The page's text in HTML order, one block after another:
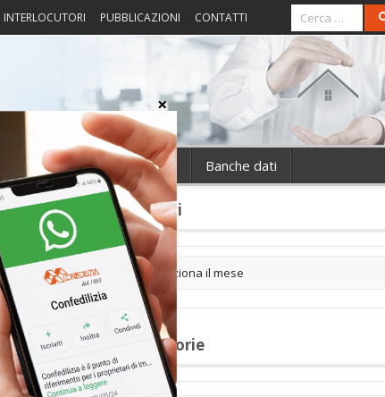
INTERLOCUTORI PUBBLICAZIONI CONTATTI
Intorno alla casa Notizie Banche dati
Archivi
Categorie